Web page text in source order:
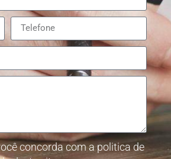
concorda com a politica de